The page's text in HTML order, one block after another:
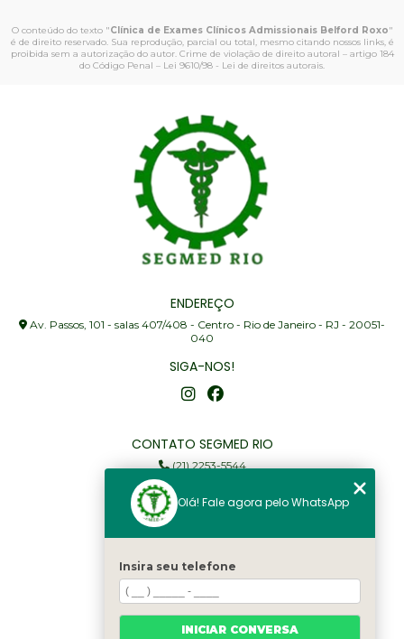
O conteúdo do texto "Clínica de Exames Clínicos Admissionais Belford Roxo"
é de direito reservado. Sua reprodução, parcial ou total, mesmo citando nossos links, é
proibida sem a autorização do autor. Crime de violação de direito autoral – artigo 184
do Código Penal – Lei 9610/98 - Lei de direitos autorais.
ENDEREÇO
Av. Passos, 101 - salas 407/408 - Centro - Rio de Janeiro - RJ - 20051-
040
SIGA-NOS!
CONTATO SEGMED RIO
(21) 2253-5544
(21) 97905-3352
segmed@segmedrio.com.br
Home
Institucional
Serviços
Olá! Fale agora pelo WhatsApp
Insira seu telefone
INICIAR CONVERSA